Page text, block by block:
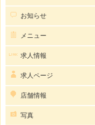
お知らせ
メニュー
求人情報
求人ページ
店舗情報
写真